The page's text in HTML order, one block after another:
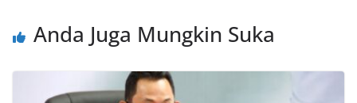
Anda Juga Mungkin Suka